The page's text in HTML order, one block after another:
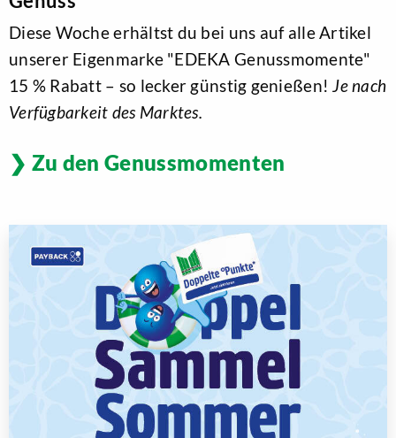
Diese Woche erhältst du bei uns auf alle Artikel
unserer Eigenmarke "EDEKA Genussmomente"
15 % Rabatt – so lecker günstig genießen!Je nach
Verfügbarkeit des Marktes.
Zu den Genussmomenten